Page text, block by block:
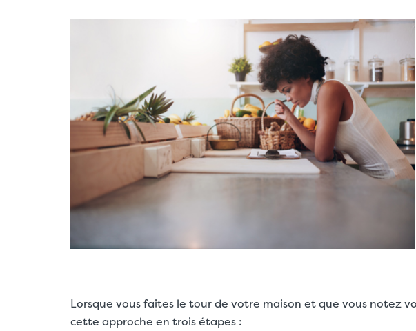
Lorsque vous faites le tour de votre maison et que vous notez
cette approche en trois étapes :